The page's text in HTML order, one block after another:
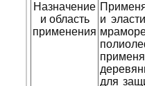
Назначение
и область
применения
и
для